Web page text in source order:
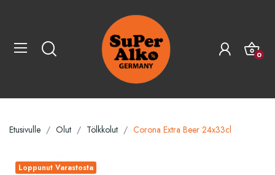
0
Etusivulle Olut Tölkkolut Corona Extra Beer 24x33cl
Loppunut Varastosta